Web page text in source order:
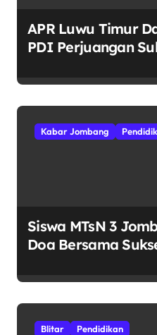
APR Luwu Timur
PDI Perjuangan
Kabar Jombang
Siswa MTsN 3
Doa Bersama
Tambakberas
Blitar Pendidikan